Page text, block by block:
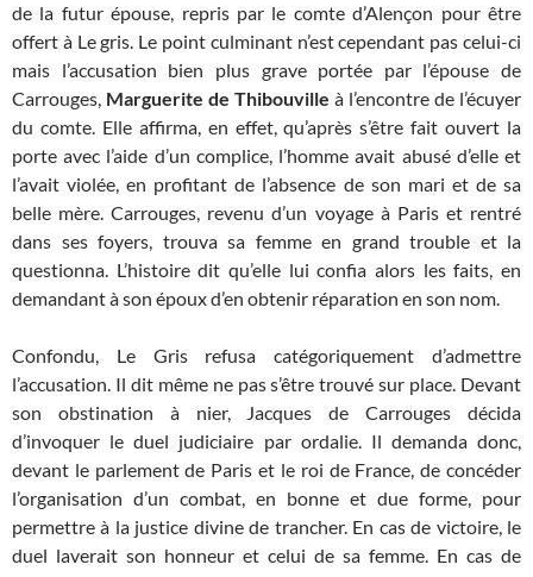
de la futur épouse, repris par le comte d’Alençon pour être
offert à Le gris. Le point culminant n’est cependant pas celui-ci
mais l’accusation bien plus grave portée par l’épouse de
Carrouges, Marguerite de Thibouville à l’encontre de l’écuyer
du comte. Elle affirma, en effet, qu’après s’être fait ouvert la
porte avec l’aide d’un complice, l’homme avait abusé d’elle et
l’avait violée, en profitant de l’absence de son mari et de sa
belle mère. Carrouges, revenu d’un voyage à Paris et rentré
dans ses foyers, trouva sa femme en grand trouble et la
questionna. L’histoire dit qu’elle lui confia alors les faits, en
demandant à son époux d’en obtenir réparation en son nom.
Confondu, Le Gris refusa catégoriquement d’admettre
l’accusation. Il dit même ne pas s’être trouvé sur place. Devant
son obstination à nier, Jacques de Carrouges décida
d’invoquer le duel judiciaire par ordalie. Il demanda donc,
devant le parlement de Paris et le roi de France, de concéder
l’organisation d’un combat, en bonne et due forme, pour
permettre à la justice divine de trancher. En cas de victoire, le
duel laverait son honneur et celui de sa femme. En cas de